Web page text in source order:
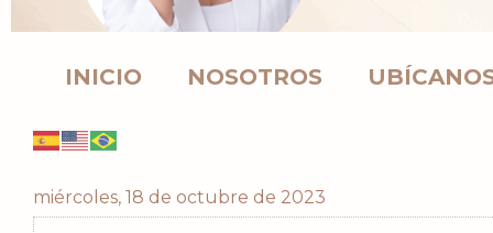
INICIO NOSOTROS
miércoles, 18 de octubre de 2023